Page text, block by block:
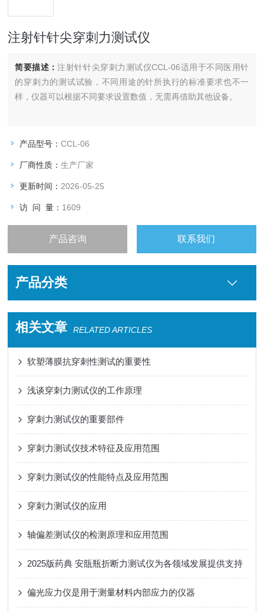
注射针针尖穿刺力测试仪
简要描述：注射针针尖穿刺力测试仪CCL-06适用于不同医用针
的穿刺力的测试试验，不同用途的针所执行的标准要求也不一
样，仪器可以根据不同要求设置数值，无需再借助其他设备。
产品型号：CCL-06
厂商性质：生产厂家
更新时间： 2026-05-25
访 问 量： 1609
产品咨询 联系我们
产品分类
相关文章 RELATED ARTICLES
软塑薄膜抗穿刺性测试的重要性
浅谈穿刺力测试仪的工作原理
穿刺力测试仪的重要部件
穿刺力测试仪技术特征及应用范围
穿刺力测试仪的性能特点及应用范围
穿刺力测试仪的应用
轴偏差测试仪的检测原理和应用范围
2025版药典 安瓿瓶折断力测试仪为各领域发展提供支持
偏光应力仪是用于测量材料内部应力的仪器